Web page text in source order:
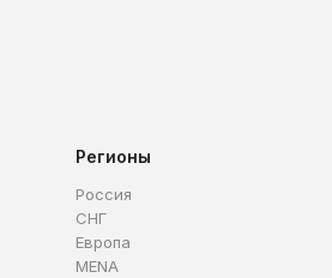
Регионы
Россия
СНГ
Европа
MENA